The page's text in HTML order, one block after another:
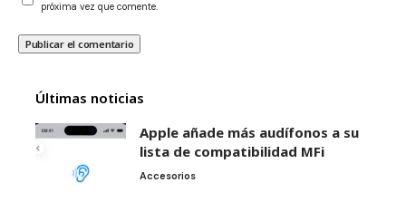
próxima vez que comente.
Últimas noticias
Apple añade más audífonos a su
lista de compatibilidad MFi
Accesorios